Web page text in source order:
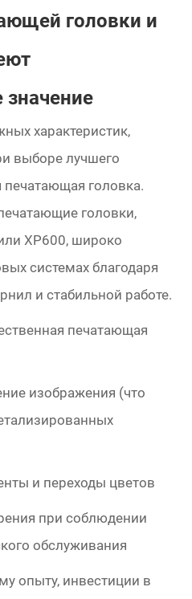
головки и
значение
характеристик,
выборе лучшего
печатающая головка.
головки,
XP600, широко
системах благодаря
и стабильной работе.
печатающая
изображения (что
и переходы цветов
при соблюдении
обслуживания
опыту, инвестиции в